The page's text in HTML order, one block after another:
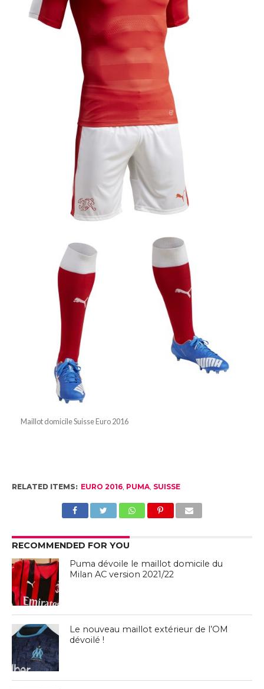
Maillot domicile Suisse Euro 2016
RELATED ITEMS: EURO 2016, PUMA, SUISSE
RECOMMENDED FOR YOU
Puma dévoile le maillot domicile du
Milan AC version 2021/22
Le nouveau maillot extérieur de l’OM
dévoilé !